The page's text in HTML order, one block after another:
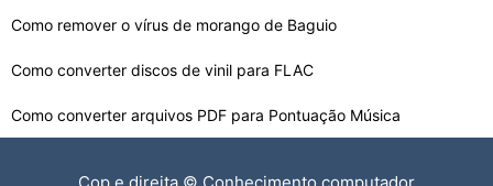
Como solucionar a WLAN no meu laptop
Como solucionar YouCam para um Laptop HP
Como remover o vírus de morango de Baguio
Como converter discos de vinil para FLAC
Como converter arquivos PDF para Pontuação Música